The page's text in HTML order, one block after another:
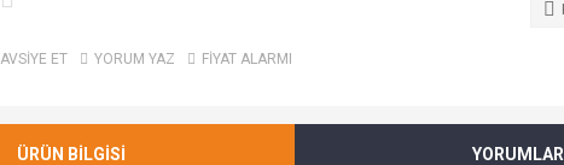
ET YORUM YAZ FİYAT ALARMI
ÜRÜN BİLGİSİ YORUMLAR